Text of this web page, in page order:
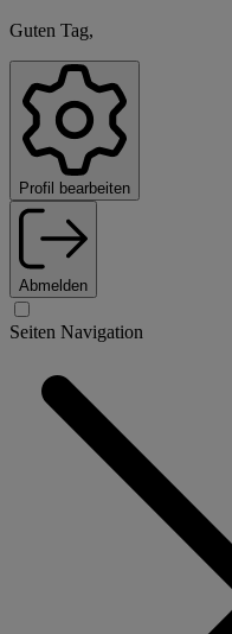
Guten Tag,
Profil bearbeiten
Abmelden
Seiten Navigation